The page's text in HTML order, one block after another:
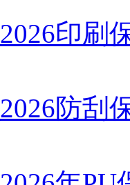
2026印刷
2026防刮